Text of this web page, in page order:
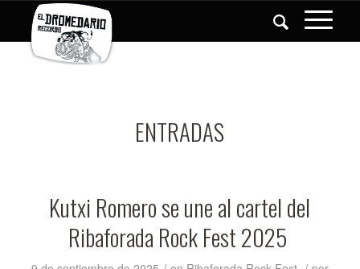
ENTRADAS
Kutxi Romero se une al cartel del
Ribaforada Rock Fest 2025